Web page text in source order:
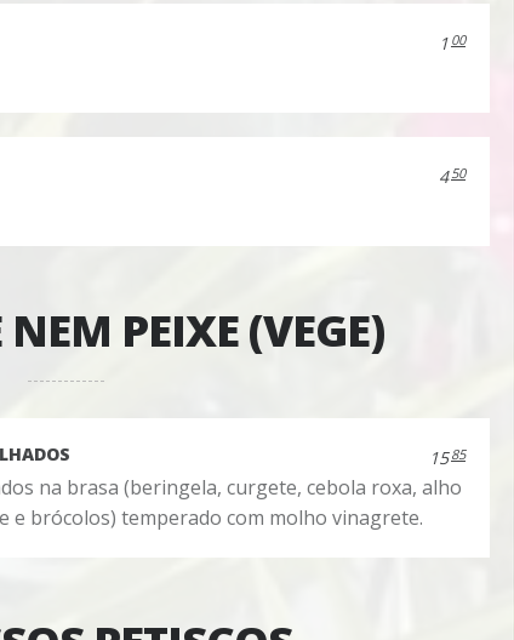
1 00
4 50
PEIXE (VEGE)
15 85
na brasa (beringela, curgete, cebola roxa, alho
e brócolos) temperado com molho vinagrete.